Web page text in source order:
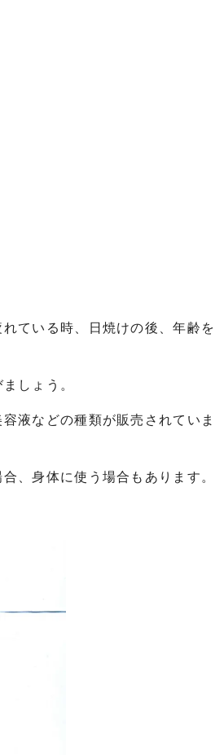
ている時、日焼けの後、年齢を
しょう。
液などの種類が販売されていま
、身体に使う場合もあります。